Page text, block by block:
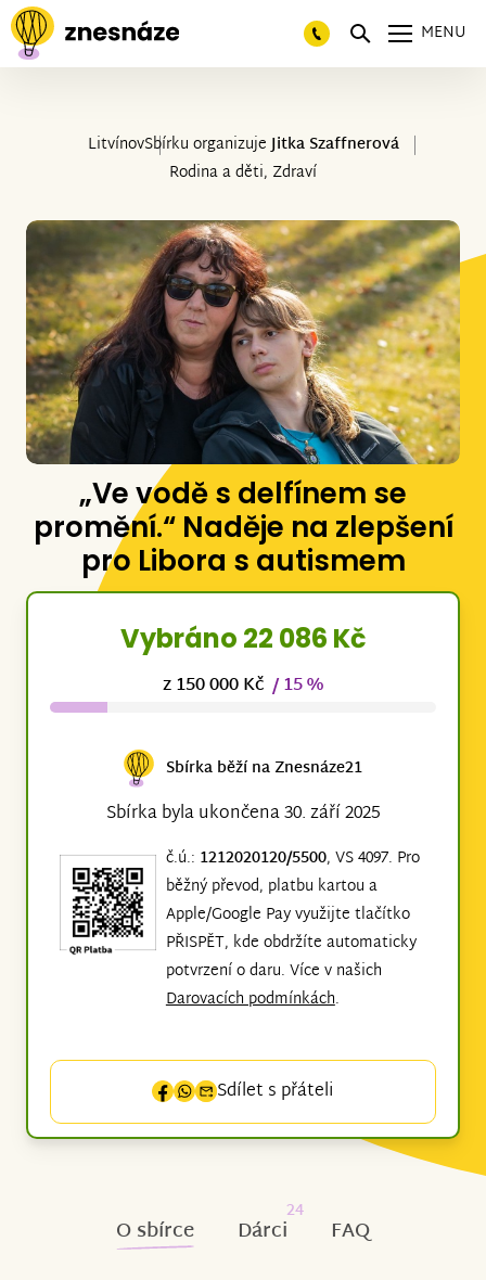
MENU
LitvínovSbírku organizujeJitka Szaffnerová
Rodina a děti, Zdraví
„Ve vodě s delfínem se
promění.“ Naděje na zlepšení
pro Libora s autismem
Vybráno 22 086 Kč
z 150 000 Kč / 15 %
Sbírka běží na Znesnáze21
Sbírka byla ukončena 30. září 2025
č.ú.: 1212020120/5500, VS 4097. Pro
běžný převod, platbu kartou a
Apple/Google Pay využijte tlačítko
PŘISPĚT, kde obdržíte automaticky
potvrzení o daru. Více v našich
Darovacích podmínkách.
Sdílet s přáteli
O sbírce Dárci
24
FAQ